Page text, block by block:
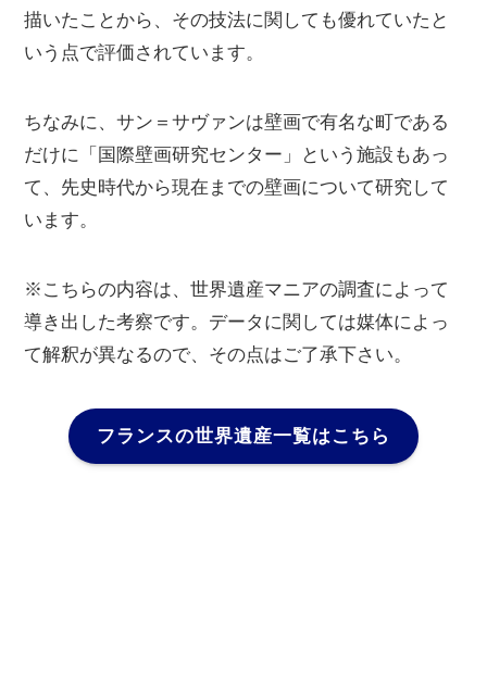
描いたことから、その技法に関しても優れていたと
いう点で評価されています。
ちなみに、サン＝サヴァンは壁画で有名な町である
だけに「国際壁画研究センター」という施設もあっ
て、先史時代から現在までの壁画について研究して
います。
※こちらの内容は、世界遺産マニアの調査によって
導き出した考察です。データに関しては媒体によっ
て解釈が異なるので、その点はご了承下さい。
フランスの世界遺産一覧はこちら